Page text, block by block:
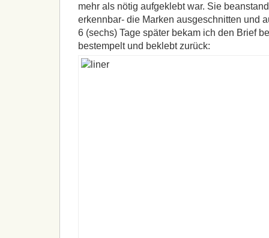
mehr als nötig aufgeklebt war. Sie
erkennbar- die Marken ausgeschnitten und
6 (sechs) Tage später bekam ich den Brief
bestempelt und beklebt zurück: